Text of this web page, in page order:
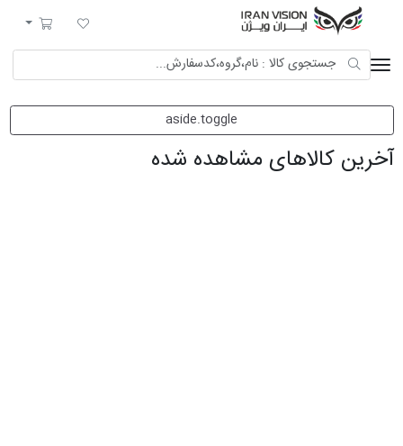
لیست مورد علاقه
سبد خرید
aside.toggle
آخرین کالاهای مشاهده شده